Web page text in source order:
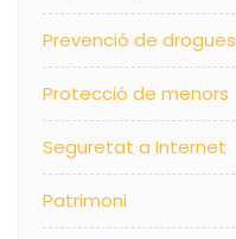
Prevenció de drogues
Protecció de menors
Seguretat a Internet
Patrimoni